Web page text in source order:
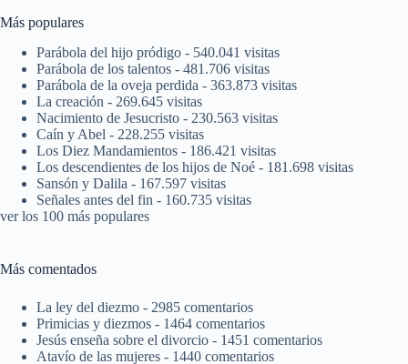
Más populares
Parábola del hijo pródigo - 540.041 visitas
Parábola de los talentos - 481.706 visitas
Parábola de la oveja perdida - 363.873 visitas
La creación - 269.645 visitas
Nacimiento de Jesucristo - 230.563 visitas
Caín y Abel - 228.255 visitas
Los Diez Mandamientos - 186.421 visitas
Los descendientes de los hijos de Noé - 181.698 visitas
Sansón y Dalila - 167.597 visitas
Señales antes del fin - 160.735 visitas
ver los 100 más populares
Más comentados
La ley del diezmo - 2985 comentarios
Primicias y diezmos - 1464 comentarios
Jesús enseña sobre el divorcio - 1451 comentarios
Atavío de las mujeres - 1440 comentarios